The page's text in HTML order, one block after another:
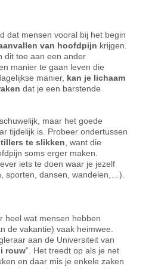
dat mensen vooral bij het begin
van hoofdpijn krijgen.
dit toe aan een ander
manier te gaan leven die
manier, kan je lichaam
dat je een barstende
maar het goede
tijdelijk is. Probeer ondertussen
te slikken , want die
soms erger maken.
iets te doen waar je jezelf
sporten, dansen, wandelen,…).
heel wat mensen hebben
de vakantie) vaak heimwee.
aan de Universiteit van
rouw”. Het treedt op als je net
en daar mis je enkele zaken